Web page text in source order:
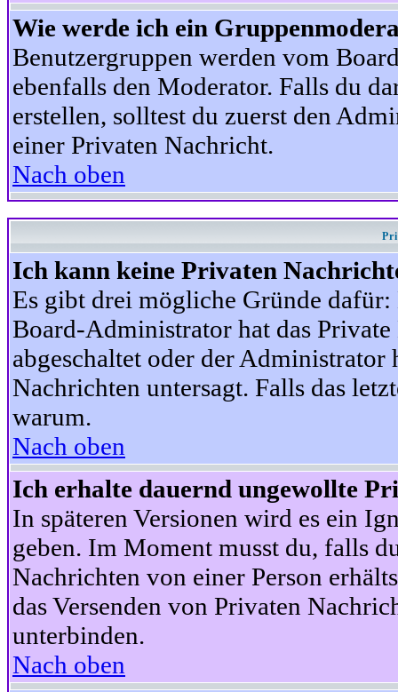
Wie werde ich ein
Benutzergruppen werden vom
ebenfalls den Moderator. Falls du
erstellen, solltest du zuerst den
einer Privaten Nachricht.
Nach oben
Ich kann keine Privaten
Es gibt drei mögliche Gründe
Board-Administrator hat das
abgeschaltet oder der
Nachrichten untersagt. Falls das
warum.
Nach oben
Ich erhalte dauernd ungewollte
In späteren Versionen wird es ein
geben. Im Moment musst du, falls
Nachrichten von einer Person
das Versenden von Privaten
unterbinden.
Nach oben